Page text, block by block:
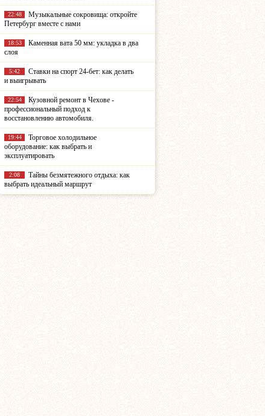
22:48
Музыкальные сокровища: откройте
Петербург вместе с нами
18:53
Каменная вата 50 мм: укладка в два
слоя
5:42
Ставки на спорт 24-бет: как делать
и выигрывать
22:54
Кузовной ремонт в Чехове -
профессиональный подход к
восстановлению автомобиля.
19:44
Торговое холодильное
оборудование: как выбрать и
эксплуатировать
2:08
Тайны безмятежного отдыха: как
выбрать идеальный маршрут